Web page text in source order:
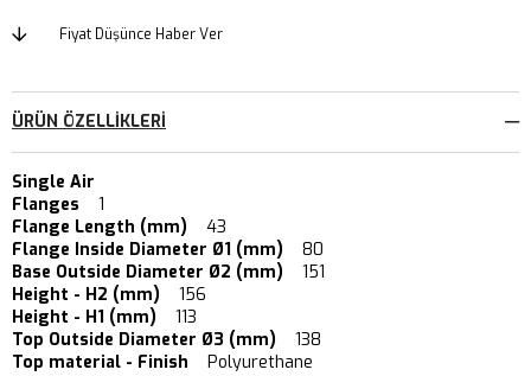
Fiyat Düşünce Haber Ver
ÜRÜN ÖZELLIKLERI
Single Air
Flanges 1
Flange Length (mm) 43
Flange Inside Diameter Ø1 (mm) 80
Base Outside Diameter Ø2 (mm) 151
Height - H2 (mm)
156
Height - H1 (mm) 113
Top Outside Diameter Ø3 (mm) 138
Top material - Finish
Polyurethane